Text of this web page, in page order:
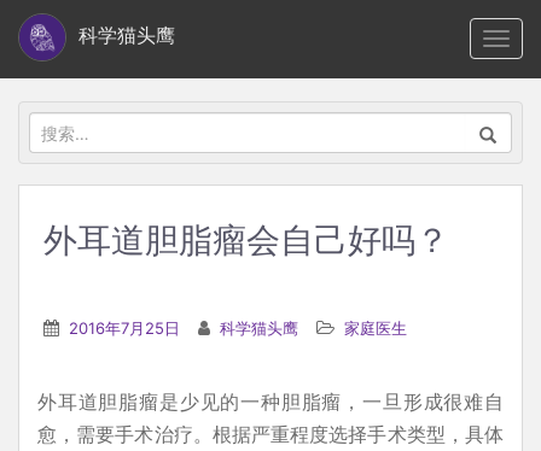
i
科学猫头鹰
搜
索：
外耳道胆脂瘤会自己好吗？
2016年7月25日 科学猫头鹰 家庭医生
外耳道胆脂瘤是少见的一种胆脂瘤，一旦形成很难自
愈，需要手术治疗。根据严重程度选择手术类型，具体